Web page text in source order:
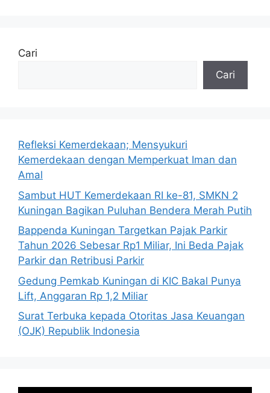
Cari
Cari
Refleksi Kemerdekaan; Mensyukuri
Kemerdekaan dengan Memperkuat Iman dan
Amal
Sambut HUT Kemerdekaan RI ke-81, SMKN 2
Kuningan Bagikan Puluhan Bendera Merah Putih
Bappenda Kuningan Targetkan Pajak Parkir
Tahun 2026 Sebesar Rp1 Miliar, Ini Beda Pajak
Parkir dan Retribusi Parkir
Gedung Pemkab Kuningan di KIC Bakal Punya
Lift, Anggaran Rp 1,2 Miliar
Surat Terbuka kepada Otoritas Jasa Keuangan
(OJK) Republik Indonesia